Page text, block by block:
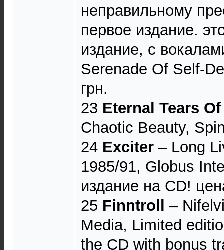
неправильному
первое издание.
издание, с
Serenade Of Self-
грн.
23 Eternal Tears
Chaotic Beauty,
24 Exciter ‎– Long
1985/91, Globus
издание на CD!
25 Finntroll
‎–
Media, Limited
the CD with bonus